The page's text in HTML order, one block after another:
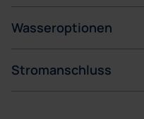
Wasseroptionen
Stromanschluss